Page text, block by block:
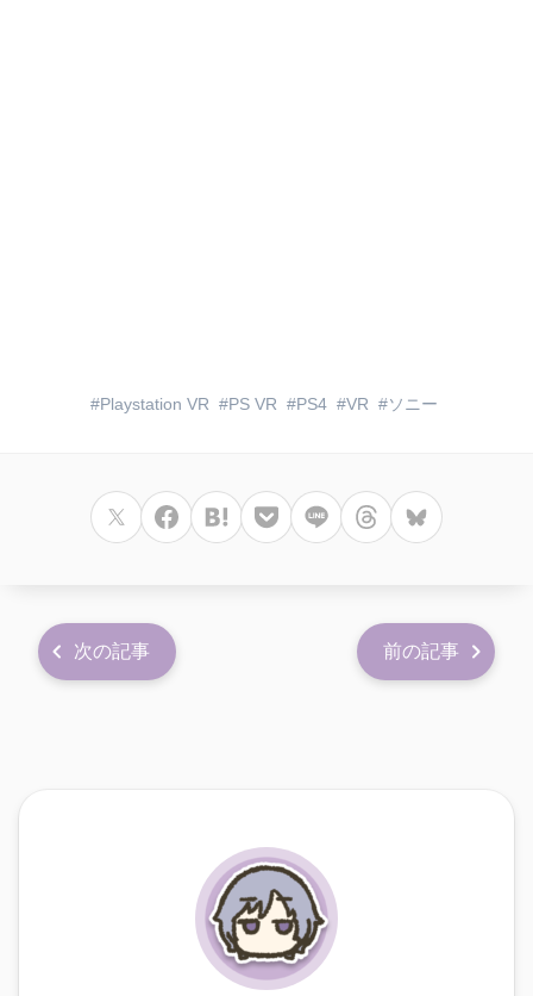
Playstation VR PS VR PS4 VR ソニー
次の記事 前の記事